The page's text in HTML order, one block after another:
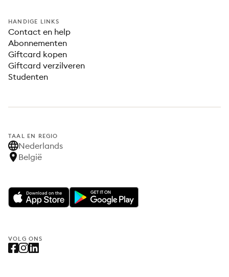
HANDIGE LINKS
Contact en help
Abonnementen
Giftcard kopen
Giftcard verzilveren
Studenten
TAAL EN REGIO
Nederlands
België
VOLG ONS